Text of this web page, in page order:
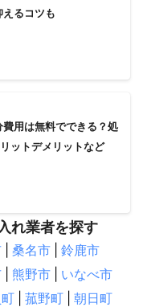
いただけるように提案
ます。
るコツも
用は無料でできる？処
ットデメリットなど
れ業者を探す
桑名市
鈴鹿市
熊野市
いなべ市
菰野町
朝日町